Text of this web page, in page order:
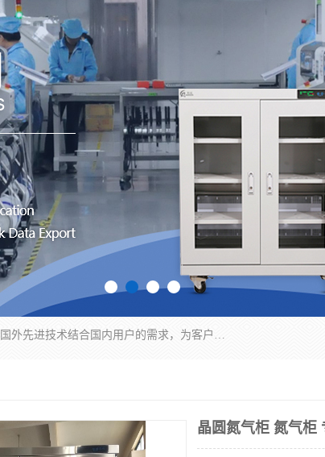
苏州纳冠电子设备有限公司位于苏州市相城区；我司依托国外先进技术结合国内用户的需求，为客户提供具有WMS功能的超低湿快速除湿电子防潮，压缩空气连续干燥柜、智能物料管理氮气储物柜、自制氮氮气柜、防潮氮气组合柜、不锈钢洁净氮气柜、洁净储物柜、石墨舟柜、亮灯导引丝网板存储柜、PCB柔性板气密干燥柜等
晶圆氮气柜 氮气柜